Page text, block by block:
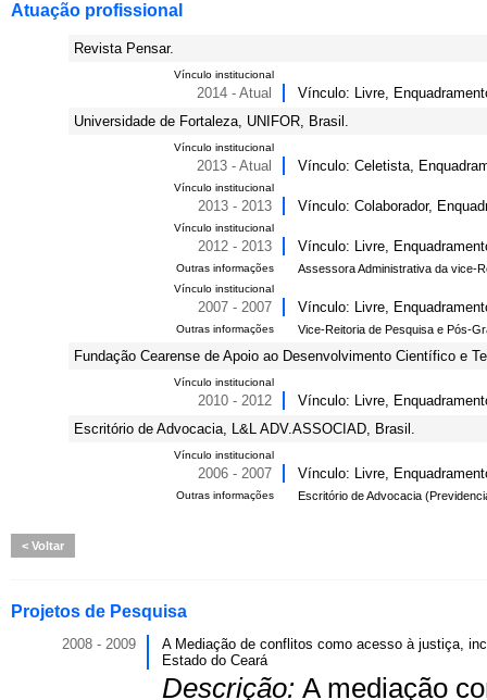
Atuação profissional
Revista Pensar.
Vínculo institucional
2014 - Atual
Vínculo: Livre,
Universidade de Fortaleza, UNIFOR, Brasil.
Vínculo institucional
2013 - Atual Vínculo: Celetista,
Vínculo institucional
2013 - 2013 Vínculo: Colaborador,
Vínculo institucional
2012 - 2013 Vínculo: Livre,
Outras informações Assessora Administrativa da vice-
Vínculo institucional
2007 - 2007 Vínculo: Livre,
Outras informações Vice-Reitoria de Pesquisa e Pós-
Fundação Cearense de Apoio ao Desenvolvimento Científico e
Vínculo institucional
2010 - 2012
Vínculo: Livre,
Escritório de Advocacia, L&L ADV.ASSOCIAD, Brasil.
Vínculo institucional
2006 - 2007 Vínculo: Livre,
Outras informações Escritório de Advocacia
Voltar
Projetos de Pesquisa
2008 - 2009
A Mediação de conflitos como acesso à justiça,
Estado do Ceará
Descrição: A mediação